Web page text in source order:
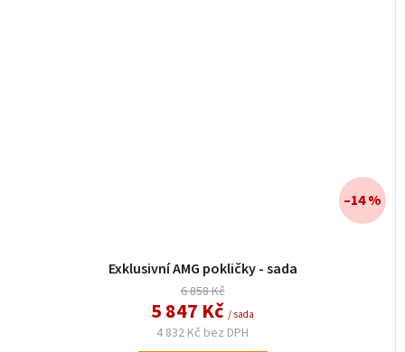
Exklusivní AMG pokličky - sada
6 858 Kč
4 832 Kč bez DPH
5 847 Kč / sada
–14 %